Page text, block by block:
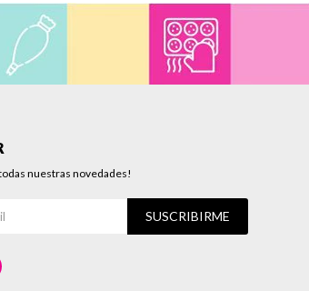
nuestras novedades!
SUSCRIBIRME